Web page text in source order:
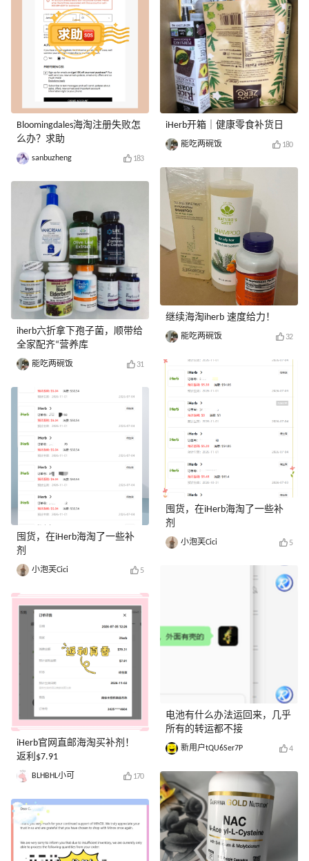
Bloomingdales海淘注册失败怎
么办？求助
sanbuzheng 183
iherb六折拿下孢子菌，顺带给
全家配齐“营养库
能吃两碗饭 31
囤货，在iHerb海淘了一些补
剂
小泡芙Cici 5
iHerb官网直邮海淘买补剂！
返利$7.91
BLHBHL小可 170
iHerb开箱｜健康零食补货日
能吃两碗饭 180
继续海淘iherb 速度给力！
能吃两碗饭 32
囤货，在iHerb海淘了一些补
剂
小泡芙Cici 5
电池有什么办法运回来，几乎
所有的转运都不接
新用户tQU6Ser7P 4